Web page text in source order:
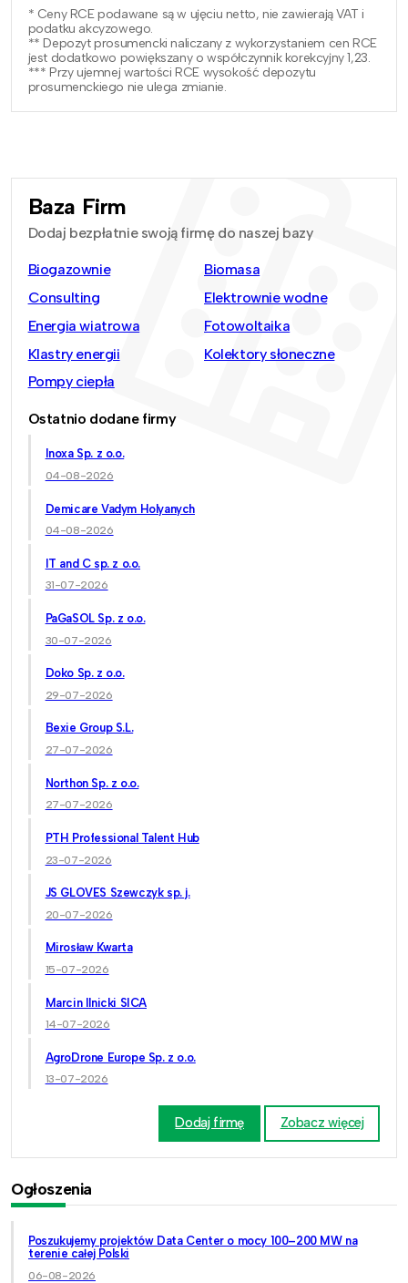
* Ceny RCE podawane są w ujęciu netto, nie zawierają VAT i
podatku akcyzowego.
** Depozyt prosumencki naliczany z wykorzystaniem cen RCE
jest dodatkowo powiększany o współczynnik korekcyjny 1,23.
*** Przy ujemnej wartości RCE wysokość depozytu
prosumenckiego nie ulega zmianie.
Baza Firm
Dodaj bezpłatnie swoją firmę do naszej bazy
Biogazownie
Biomasa
Consulting
Elektrownie wodne
Energia wiatrowa
Fotowoltaika
Klastry energii
Kolektory słoneczne
Pompy ciepła
Ostatnio dodane firmy
Inoxa Sp. z o.o.
04-08-2026
Demicare Vadym Holyanych
04-08-2026
IT and C sp. z o.o.
31-07-2026
PaGaSOL Sp. z o.o.
30-07-2026
Doko Sp. z o.o.
29-07-2026
Bexie Group S.L.
27-07-2026
Northon Sp. z o.o.
27-07-2026
PTH Professional Talent Hub
23-07-2026
JS GLOVES Szewczyk sp. j.
20-07-2026
Mirosław Kwarta
15-07-2026
Marcin Ilnicki SICA
14-07-2026
AgroDrone Europe Sp. z o.o.
13-07-2026
Dodaj firmę Zobacz więcej
Ogłoszenia
Poszukujemy projektów Data Center o mocy 100–200 MW na
terenie całej Polski
06-08-2026